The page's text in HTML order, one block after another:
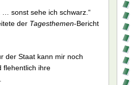
… sonst sehe ich schwarz.“
der Tagesthemen-Bericht
der Staat kann mir noch
flehentlich ihre